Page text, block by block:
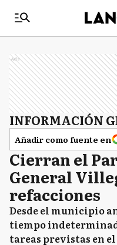
Ads
INFORMACIÓN
Añadir como fuente en
Cierran el
General
refacciones
Desde el municipio
tiempo
tareas previstas en